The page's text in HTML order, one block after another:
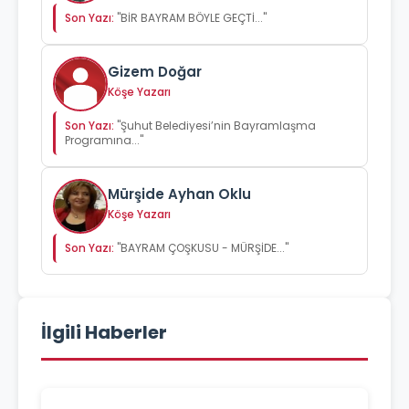
Son Yazı: "BİR BAYRAM BÖYLE GEÇTİ..."
Gizem Doğar
Köşe Yazarı
Son Yazı: "Şuhut Belediyesi’nin Bayramlaşma
Programına..."
Mürşide Ayhan Oklu
Köşe Yazarı
Son Yazı: "BAYRAM ÇOŞKUSU - MÜRŞİDE..."
İlgili Haberler